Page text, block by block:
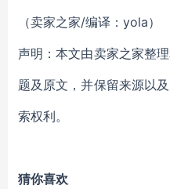
（卖家之家/编译：yola）
声明：本文由卖家之家整
题及原文，并保留来源以
索权利。
猜你喜欢